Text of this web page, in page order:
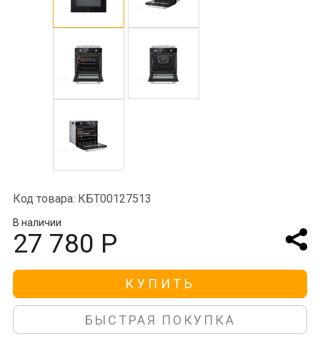
Код товара: КБТ00127513
В наличии
27 780 Р
КУПИТЬ
БЫСТРАЯ ПОКУПКА